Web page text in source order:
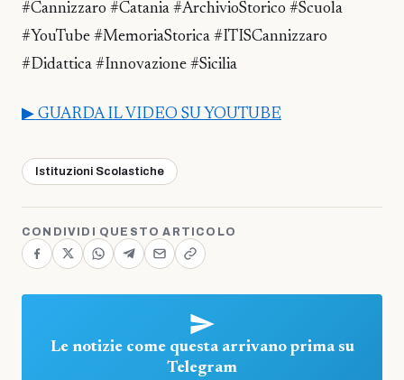
#Cannizzaro #Catania #ArchivioStorico #Scuola
#YouTube #MemoriaStorica #ITISCannizzaro
#Didattica #Innovazione #Sicilia
▶ GUARDA IL VIDEO SU YOUTUBE
Istituzioni Scolastiche
CONDIVIDI QUESTO ARTICOLO
Le notizie come questa arrivano prima su
Telegram